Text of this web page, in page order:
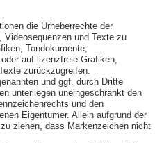
die Urheberrechte der
Videosequenzen und Texte zu
Tondokumente,
auf lizenzfreie Grafiken,
zurückzugreifen.
und ggf. durch Dritte
unterliegen uneingeschränkt den
und den
Eigentümer. Allein aufgrund der
ziehen, dass Markenzeichen nicht